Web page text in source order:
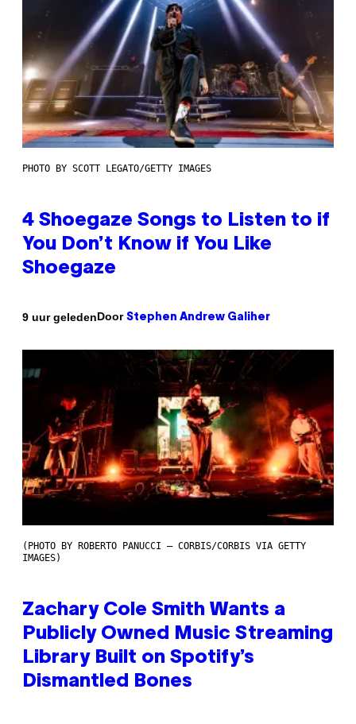
PHOTO BY SCOTT LEGATO/GETTY IMAGES
4 Shoegaze Songs to Listen to if
You Don’t Know if You Like
Shoegaze
9 uur geledenDoor Stephen Andrew Galiher
(PHOTO BY ROBERTO PANUCCI – CORBIS/CORBIS VIA GETTY
IMAGES)
Zachary Cole Smith Wants a
Publicly Owned Music Streaming
Library Built on Spotify’s
Dismantled Bones